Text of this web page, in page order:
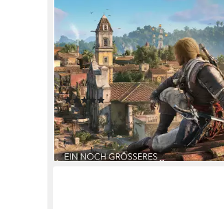
UBISOFT
Assassin’s Creed Black Flag
Resynced - Launch Edition
PlayStation 5 Plattform
ab 16 Jahren USK-Freigabe
Ubisoft Publisher
(45)
49,00 € UVP 59,99 €
-18%
lieferbar - in 2-3 Werktagen bei dir